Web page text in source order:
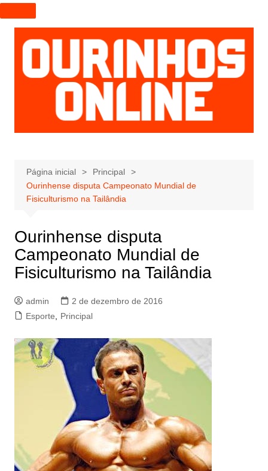
I
r
p
a
r
a
e
ú
d
Página inicial
Principal
Ourinhense disputa Campeonato Mundial de
Fisiculturismo na Tailândia
Ourinhense disputa
Campeonato Mundial de
Fisiculturismo na Tailândia
admin
2 de dezembro de 2016
Esporte
Principal